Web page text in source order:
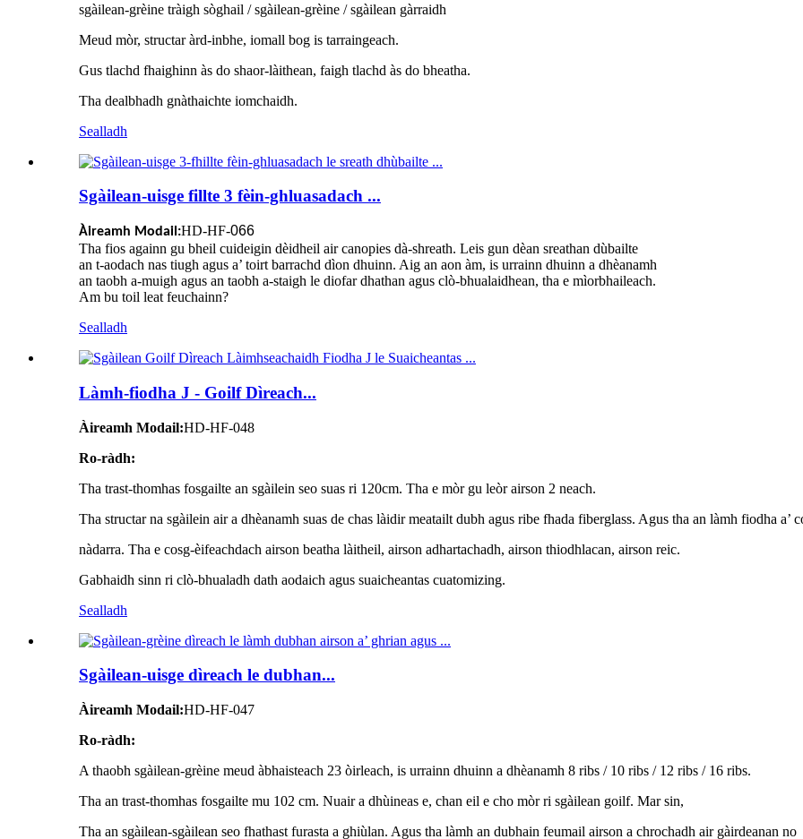
sgàilean-grèine tràigh sòghail / sgàilean-grèine / sgàilean gàrraidh
Meud mòr, structar àrd-inbhe, iomall bog is tarraingeach.
Gus tlachd fhaighinn às do shaor-làithean, faigh tlachd às do bheatha.
Tha dealbhadh gnàthaichte iomchaidh.
Sealladh
Sgàilean-uisge fillte 3 fèin-ghluasadach ...
Àireamh Modail:HD-HF-066
Tha fios againn gu bheil cuideigin dèidheil air canopies dà-shreath. Leis gun dèan sreathan dùbailte
an t-aodach nas tiugh agus a’ toirt barrachd dìon dhuinn. Aig an aon àm, is urrainn dhuinn a dhèanamh
an taobh a-muigh agus an taobh a-staigh le diofar dhathan agus clò-bhualaidhean, tha e mìorbhaileach.
Am bu toil leat feuchainn?
Sealladh
Làmh-fiodha J - Goilf Dìreach...
Àireamh Modail:HD-HF-048
Ro-ràdh:
Tha trast-thomhas fosgailte an sgàilein seo suas ri 120cm. Tha e mòr gu leòr airson 2 neach.
Tha structar na sgàilein air a dhèanamh suas de chas làidir meatailt dubh agus ribe fhada fiberglass. Agus tha an làmh fiodha a’
nàdarra. Tha e cosg-èifeachdach airson beatha làitheil, airson adhartachadh, airson thiodhlacan, airson reic.
Gabhaidh sinn ri clò-bhualadh dath aodaich agus suaicheantas cuatomizing.
Sealladh
Sgàilean-uisge dìreach le dubhan...
Àireamh Modail:HD-HF-047
Ro-ràdh:
A thaobh sgàilean-grèine meud àbhaisteach 23 òirleach, is urrainn dhuinn a dhèanamh 8 ribs / 10 ribs / 12 ribs / 16 ribs.
Tha an trast-thomhas fosgailte mu 102 cm. Nuair a dhùineas e, chan eil e cho mòr ri sgàilean goilf. Mar sin,
Tha an sgàilean-sgàilean seo fhathast furasta a ghiùlan. Agus tha làmh an dubhain feumail airson a chrochadh air gàirdeanan no